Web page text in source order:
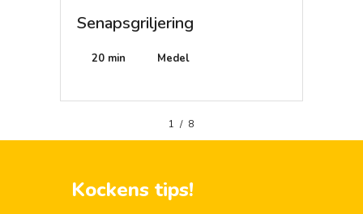
Senapsgriljering
20 min Medel
1 / 8
Kockens tips!